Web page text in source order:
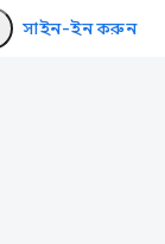
সাইন-ইন করুন